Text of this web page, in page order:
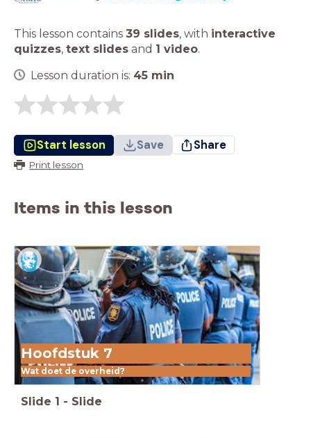
This lesson contains 39 slides, with interactive
quizzes, text slides and 1 video.
Lesson duration is: 45 min
Start lesson Save Share
Print lesson
Items in this lesson
Hoofdstuk 7
Wat doet de overheid?
Slide 1 - Slide